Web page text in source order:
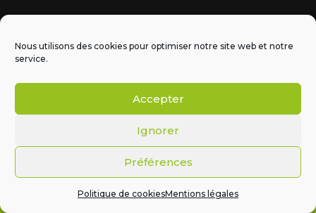
Nous utilisons des cookies pour optimiser notre site web et notre
service.
Accepter
Ignorer
Préférences
Politique de cookiesMentions légales
Politique de cookie
© RéalisationGraine Graphique|Mentions légales|
Politique de cookies